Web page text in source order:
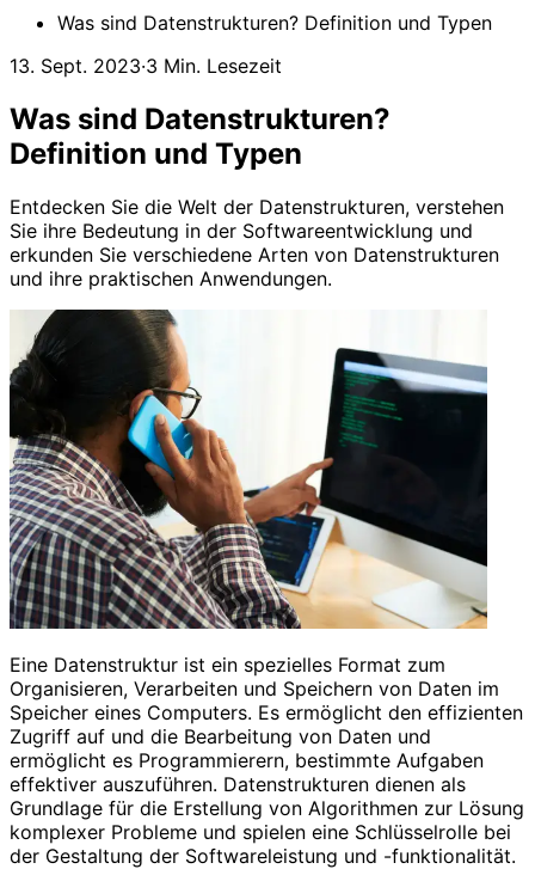
Was sind Datenstrukturen? Definition und Typen
13. Sept. 2023·3 Min. Lesezeit
Was sind Datenstrukturen?
Definition und Typen
Entdecken Sie die Welt der Datenstrukturen, verstehen
Sie ihre Bedeutung in der Softwareentwicklung und
erkunden Sie verschiedene Arten von Datenstrukturen
und ihre praktischen Anwendungen.
Eine Datenstruktur ist ein spezielles Format zum
Organisieren, Verarbeiten und Speichern von Daten im
Speicher eines Computers. Es ermöglicht den effizienten
Zugriff auf und die Bearbeitung von Daten und
ermöglicht es Programmierern, bestimmte Aufgaben
effektiver auszuführen. Datenstrukturen dienen als
Grundlage für die Erstellung von Algorithmen zur Lösung
komplexer Probleme und spielen eine Schlüsselrolle bei
der Gestaltung der Softwareleistung und -funktionalität.